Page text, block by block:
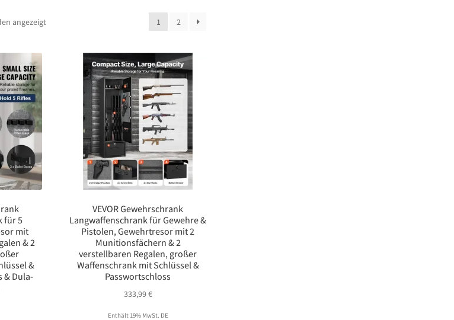
angezeigt 1 2
für 5
mit
& 2
&
& Dula-
VEVOR Gewehrschrank
Langwaffenschrank für Gewehre &
Pistolen, Gewehrtresor mit 2
Munitionsfächern & 2
verstellbaren Regalen, großer
Waffenschrank mit Schlüssel &
Passwortschloss
333,99€
Enthält 19% MwSt. DE